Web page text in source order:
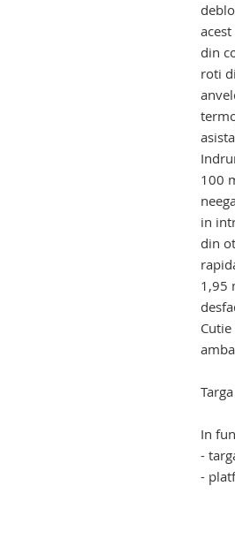
din
roti
100
in
din
1,95
In
-
-